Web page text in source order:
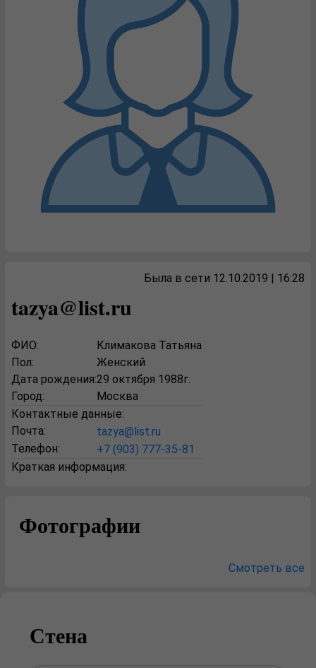
Была в сети 12.10.2019 | 16:28
tazya@list.ru
ФИО:
Климакова Татьяна
Пол:
Женский
Дата рождения:29 октября 1988г.
Город:
Москва
Контактные данные:
Почта:
tazya@list.ru
Телефон:
+7 (903) 777-35-81
Краткая информация:
Фотографии
Смотреть все
Стена